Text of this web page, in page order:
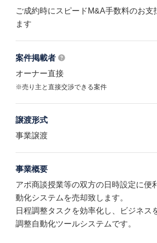
ご成約時にスピードM&A手数料のお支
ます
案件掲載者
オーナー直接
※売り主と直接交渉できる案件
譲渡形式
事業譲渡
事業概要
アポ商談授業等の双方の日時設定に便
動化システムを売却致します。
日程調整タスクを効率化し、ビジネス
調整自動化ツールシステムです。